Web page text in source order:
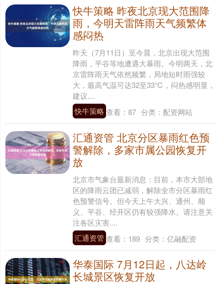
快牛策略 昨夜北京现大范围降
雨，今明天雷阵雨天气频繁体
感闷热
昨天（7月11日）至今晨，北京出现大范围
降雨，平谷等地遭遇大暴雨。今明两天，北
京雷阵雨天气依然频繁，局地短时雨强较
大，最高气温可达32至33℃，闷热感明显，
建议....
快牛策略 查看： 87 分类： 配资网站
汇通资管 北京分区暴雨红色预
警解除，多家市属公园恢复开
放
北京市气象台最新消息：目前，本市大部地
区的降雨云团已减弱，解除全市分区暴雨红
色预警信号。但今天上午大兴、通州、顺
义、平谷、经开区仍有较强降水。请注意关
注各区灾害....
汇通资管 查看： 189 分类： 亿融配资
华泰国际 7月12日起，八达岭
长城景区恢复开放